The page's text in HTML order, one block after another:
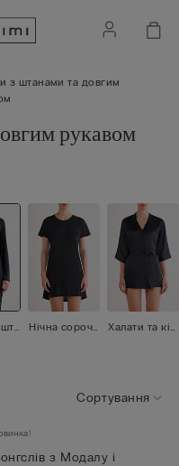
з штанами та довгим
рукавом
Нічна сорочк
Халати та кім
Сортування
з Модалу і